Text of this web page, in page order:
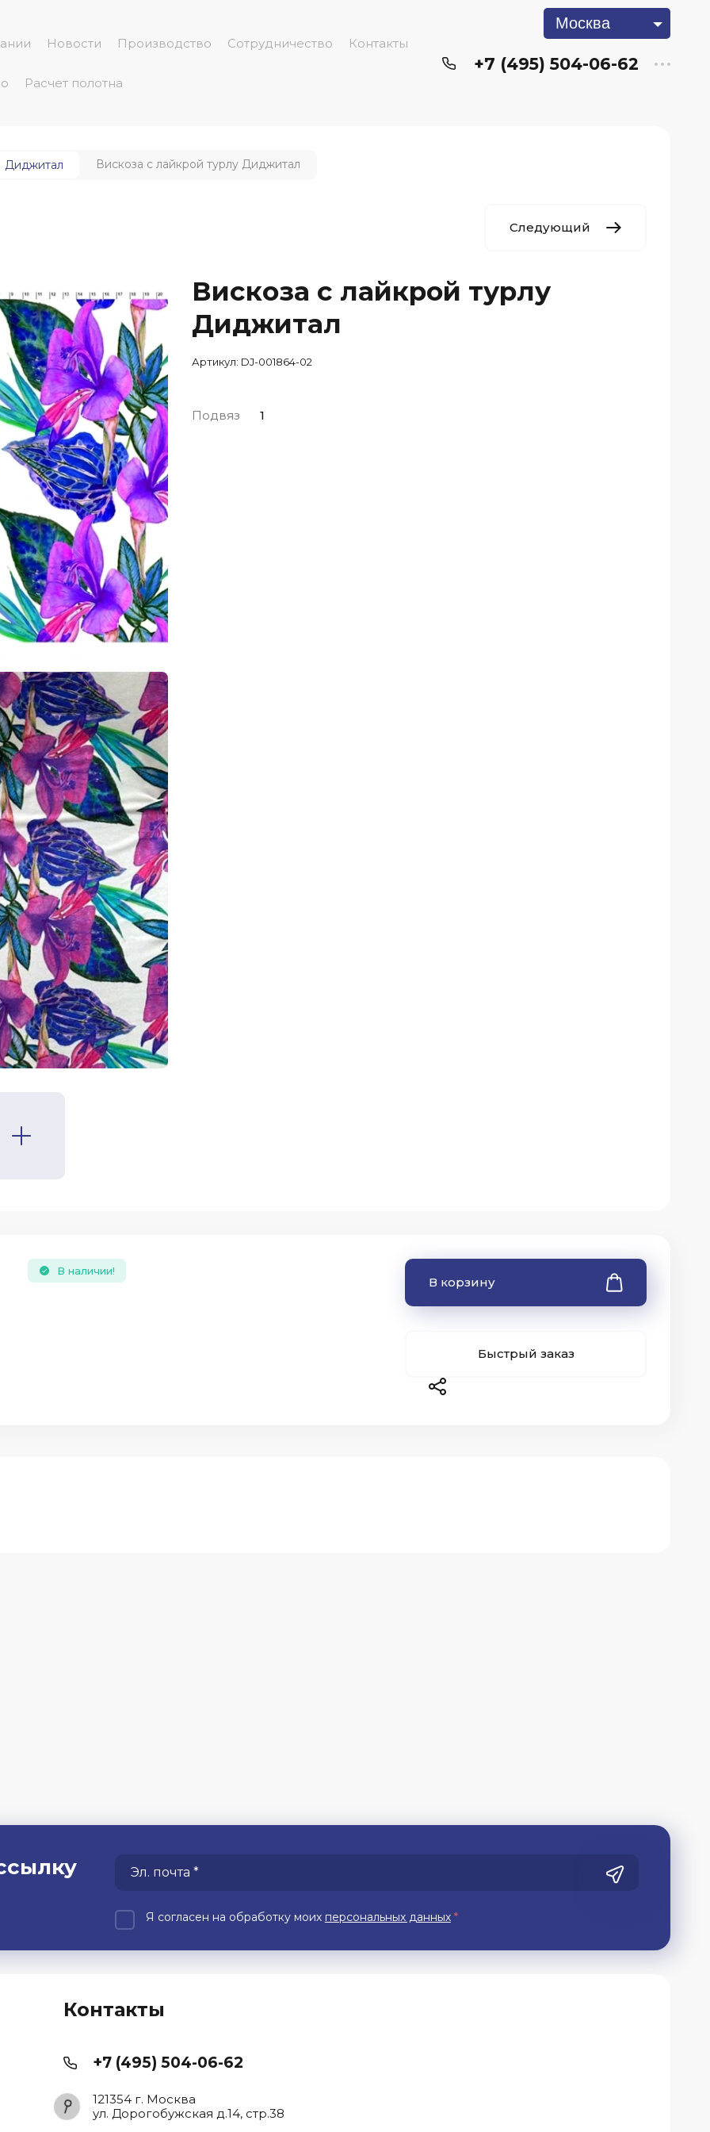
Москва
Новости Производство Сотрудничество Контакты
Расчет полотна
+7 (495) 504-06-62
Диджитал Вискоза с лайкрой турлу Диджитал
Следующий
Вискоза с лайкрой турлу
Диджитал
Артикул: DJ-001864-02
Подвяз 1
В наличии!
В корзину
Быстрый заказ
Контакты
+7 (495) 504-06-62
121354 г. Москва
ул. Дорогобужская д.14, стр.38
Я согласен на обработку моих персональных данных *